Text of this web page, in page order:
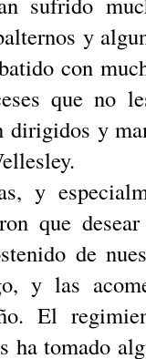
y
con
que no
dirigidos y
y
que
de
y las
El
ha tomado